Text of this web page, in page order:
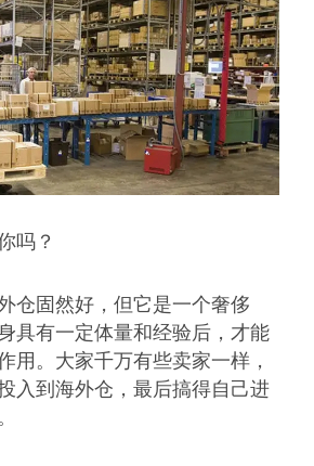
吗？
仓固然好，但它是一个奢侈
具有一定体量和经验后，才能
用。大家千万有些卖家一样，
入到海外仓，最后搞得自己进